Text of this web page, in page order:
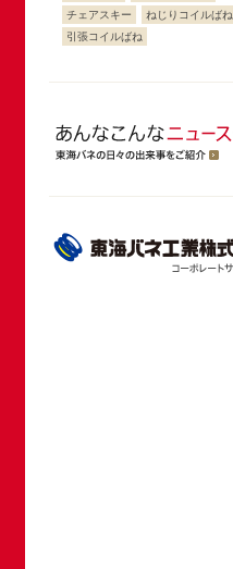
チェアスキー
ねじりコイルばね
引張コイルばね